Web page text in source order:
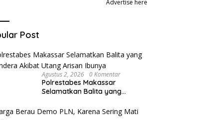
Advertise here
Post
Agustus 2, 2026 0 Komentar
Polrestabes Makassar
Selamatkan Balita yang
Ibunya